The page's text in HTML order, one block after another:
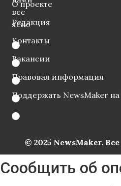
все
ясно
О проекте
Редакция
Контакты
Вакансии
Правовая информация
Поддержать NewsMaker
© 2025 NewsMaker.
Сообщить об